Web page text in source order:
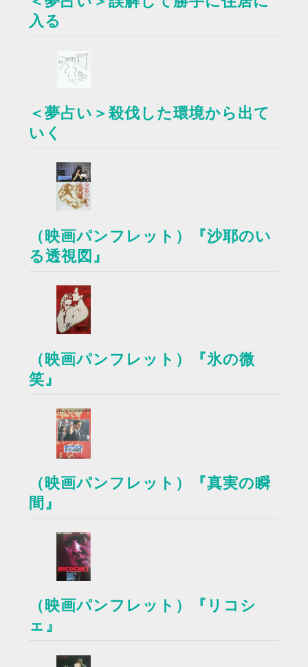
入る
＜夢占い＞殺伐した環境から出て
いく
（映画パンフレット）『沙耶のい
る透視図』
（映画パンフレット）『氷の微
笑』
（映画パンフレット）『真実の瞬
間』
（映画パンフレット）『リコシ
ェ』